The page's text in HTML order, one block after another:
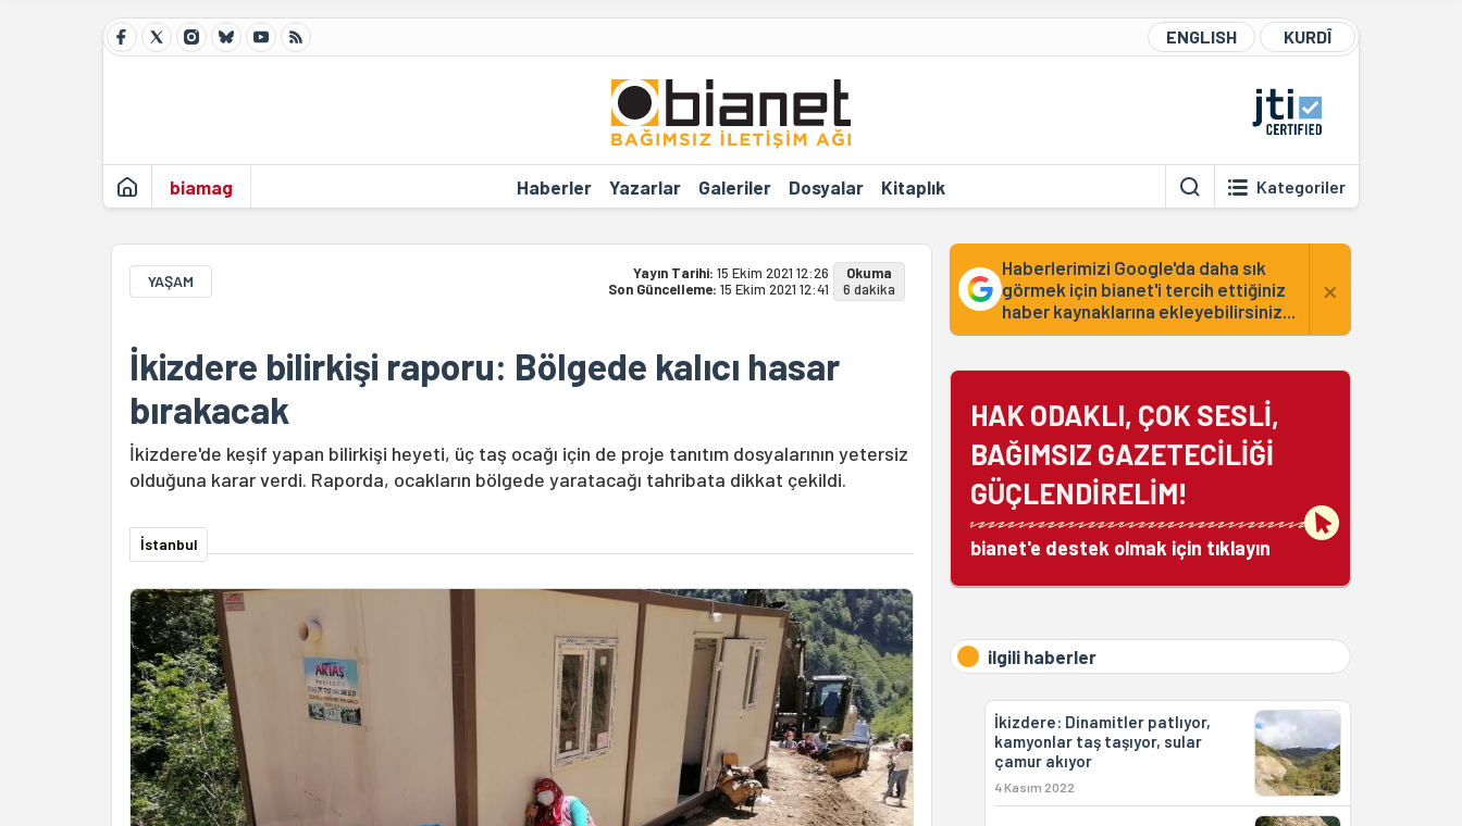
ENGLISH KURDÎ
biamag Haberler Yazarlar Galeriler Dosyalar Kitaplık Kategoriler
YAŞAM Yayın Tarihi: 15 Ekim 2021 12:26
Son Güncelleme: 15 Ekim 2021 12:41
Okuma
6 dakika
İkizdere bilirkişi raporu: Bölgede kalıcı hasar
bırakacak
İkizdere'de keşif yapan bilirkişi heyeti, üç taş ocağı için de proje tanıtım dosyalarının yetersiz
olduğuna karar verdi. Raporda, ocakların bölgede yaratacağı tahribata dikkat çekildi.
İstanbul
Haberlerimizi Google'da daha sık
görmek için bianet'i tercih ettiğiniz
haber kaynaklarına ekleyebilirsiniz...
×
HAK ODAKLI, ÇOK SESLİ,
BAĞIMSIZ GAZETECİLİĞİ
GÜÇLENDİRELİM!
bianet'e destek olmak için tıklayın
ilgili haberler
İkizdere: Dinamitler patlıyor,
kamyonlar taş taşıyor, sular
çamur akıyor
4 Kasım 2022